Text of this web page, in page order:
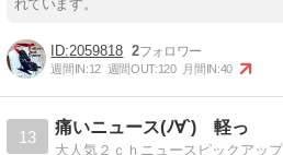
れています。
2059818 2
週間IN:12 週間OUT:120 月間IN:40
13
痛いニュース(ﾉ∀`) 軽っ
大人気２ｃｈニュースピックアップ